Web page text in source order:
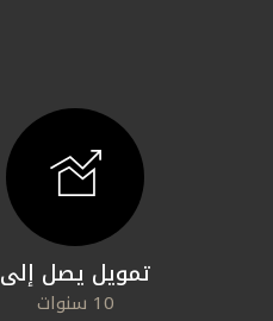
تمويل يصل إلى
10 سنوات